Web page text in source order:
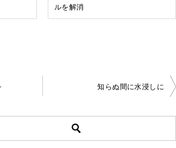
ルを解消
知らぬ間に水浸しに